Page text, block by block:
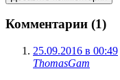
Комментарии (1)
25.09.2016 в 00:49
ThomasGam